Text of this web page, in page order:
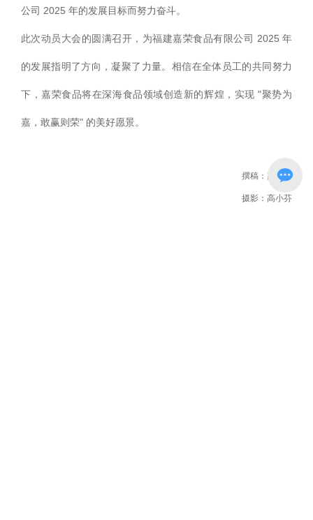
公司 2025 年的发展目标而努力奋斗。​
此次动员大会的圆满召开，为福建嘉荣食品有限公司 2025 年
的发展指明了方向，凝聚了力量。相信在全体员工的共同努力
下，嘉荣食品将在深海食品领域创造新的辉煌，实现 "聚势为
嘉，敢赢则荣" 的美好愿景。
撰稿：高雪芬
摄影：高小芬